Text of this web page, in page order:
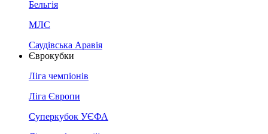
Бельгія
МЛС
Саудівська Аравія
Єврокубки
Ліга чемпіонів
Ліга Європи
Суперкубок УЄФА